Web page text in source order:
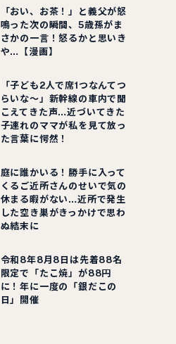
「おい、お茶！」と義父が怒
鳴った次の瞬間、5歳孫がま
さかの一言！怒るかと思いき
や…【漫画】
「子ども2人で席1つなんてつ
らいな～」新幹線の車内で聞
こえてきた声…近づいてきた
子連れのママが私を見て放っ
た言葉に愕然！
庭に誰かいる！勝手に入って
くるご近所さんのせいで気の
休まる暇がない…近所で発生
した空き巣がきっかけで思わ
ぬ結末に
令和8年8月8日は先着88名
限定で「たこ焼」が88円
に！年に一度の「銀だこの
日」開催